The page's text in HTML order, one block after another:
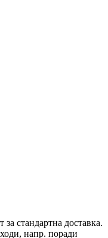
за стандартна доставка.
напр. поради